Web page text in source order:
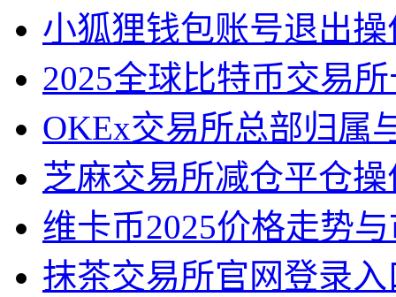
小狐狸钱包账号退出
2025全球比特币交易
OKEx交易所总部归属
芝麻交易所减仓平仓
维卡币2025价格走势
抹茶交易所官网登录